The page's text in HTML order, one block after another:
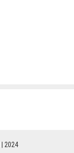
2024